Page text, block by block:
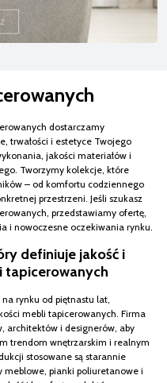
dostarczamy
trwałości i estetyce Twojego
jakości materiałów i
Tworzymy kolekcje, które
– od komfortu codziennego
przestrzeni. Jeśli szukasz
przedstawiamy ofertę,
i nowoczesne oczekiwania rynku.
definiuje jakość i
tapicerowanych
rynku od piętnastu lat,
mebli tapicerowanych. Firma
architektów i designerów, aby
trendom wnętrzarskim i realnym
stosowane są starannie
meblowe, pianki poliuretanowe i